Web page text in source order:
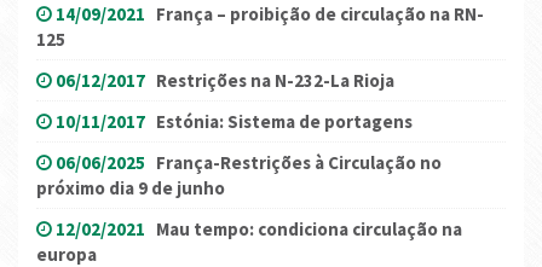
14/09/2021 França – proibição de circulação na RN-
125
06/12/2017 Restrições na N-232-La Rioja
10/11/2017 Estónia: Sistema de portagens
06/06/2025 França-Restrições à Circulação no
próximo dia 9 de junho
12/02/2021 Mau tempo: condiciona circulação na
europa